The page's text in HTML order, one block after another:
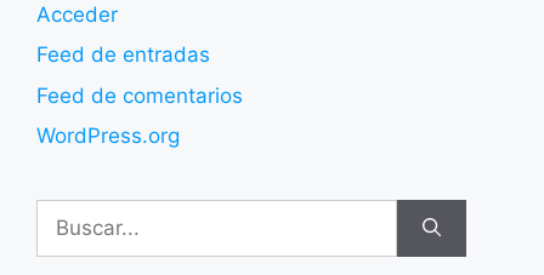
Acceder
Feed de entradas
Feed de comentarios
WordPress.org
Buscar: